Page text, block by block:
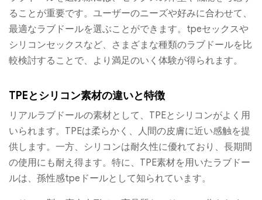
ることが重要です。ユーザーのニーズや好みに合わせて、
最適なラブドールを選ぶことができます。tpeセックスや
シリコンセックスなど、さまざまな種類のラブドールを比
較検討することで、より満足のいく体験が得られます。
TPEとシリコン素材の違いと特徴
リアルラブドールの素材として、TPEとシリコンがよく用
いられます。TPEは柔らかく、人間の皮膚に近い感触を提
供します。一方、シリコンは耐久性に優れており、長期間
の使用にも耐え得ます。特に、TPE素材を用いたラブドー
ルは、孫性感tpeドールとして知られています。